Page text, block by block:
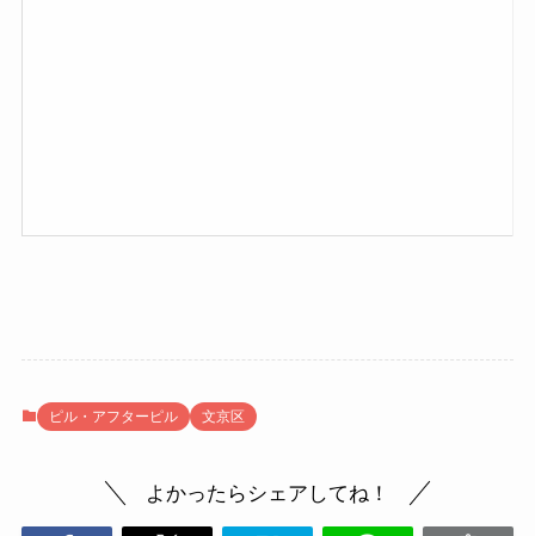
ピル・アフターピル 文京区
よかったらシェアしてね！